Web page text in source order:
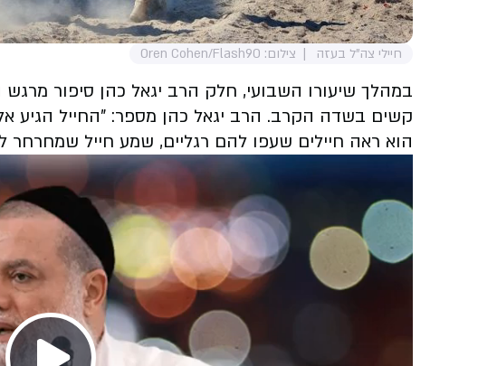
חיילי צה"ל בעזה צילום: Oren Cohen/Flash90
במהלך שיעורו השבועי, חלק הרב יגאל כהן סיפור מרגש
קשים בשדה הקרב. הרב יגאל כהן מספר: "החייל הגיע
הוא ראה חיילים שעפו להם רגליים, שמע חייל שמחרחר